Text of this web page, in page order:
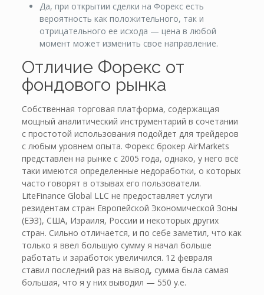
Да, при открытии сделки на Форекс есть
вероятность как положительного, так и
отрицательного ее исхода — цена в любой
момент может изменить свое направление.
Отличие Форекс от
фондового рынка
Собственная торговая платформа, содержащая
мощный аналитический инструментарий в сочетании
с простотой использования подойдет для трейдеров
с любым уровнем опыта. Форекс брокер AirMarkets
представлен на рынке с 2005 года, однако, у него всё
таки имеются определенные недоработки, о которых
часто говорят в отзывах его пользователи.
LiteFinance Global LLC не предоставляет услуги
резидентам стран Европейской Экономической Зоны
(ЕЭЗ), США, Израиля, России и некоторых других
стран. Сильно отличается, и по себе заметил, что как
только я ввел большую сумму я начал больше
работать и заработок увеличился. 12 февраля
ставил последний раз на вывод, сумма была самая
большая, что я у них выводил — 550 у.е.